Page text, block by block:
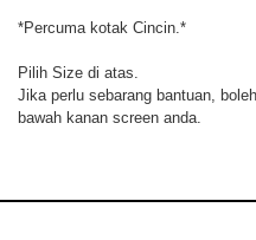
*Percuma kotak Cincin.*
Pilih Size di atas.
Jika perlu sebarang bantuan,
bawah kanan screen anda.